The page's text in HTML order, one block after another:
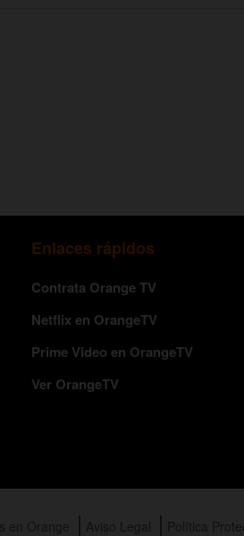
Enlaces rápidos
Contrata Orange TV
Netflix en OrangeTV
Prime Video en OrangeTV
Ver OrangeTV